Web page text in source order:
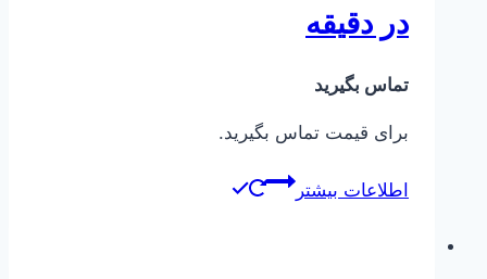
در دقیقه
تماس بگیرید
برای قیمت تماس بگیرید.
اطلاعات بیشتر